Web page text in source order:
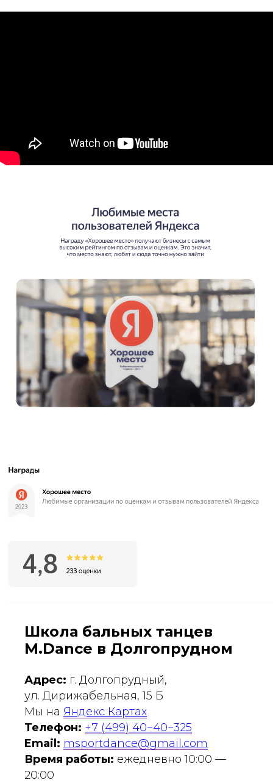
Школа бальных танцев
M.Dance в Долгопрудном
Адрес: г. Долгопрудный,
ул. Дирижабельная, 15 Б
Мы на Яндекс Картах
Телефон: +7 (499) 40−40−325
Email: msportdance@gmail.com
Время работы: ежедневно 10:00 —
20:00